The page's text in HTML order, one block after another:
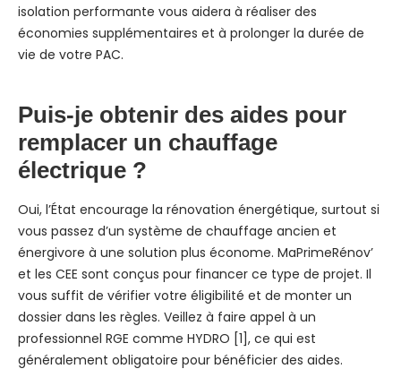
isolation performante vous aidera à réaliser des
économies supplémentaires et à prolonger la durée de
vie de votre PAC.
Puis-je obtenir des aides pour
remplacer un chauffage
électrique ?
Oui, l’État encourage la rénovation énergétique, surtout si
vous passez d’un système de chauffage ancien et
énergivore à une solution plus économe. MaPrimeRénov’
et les CEE sont conçus pour financer ce type de projet. Il
vous suffit de vérifier votre éligibilité et de monter un
dossier dans les règles. Veillez à faire appel à un
professionnel RGE comme HYDRO [1], ce qui est
généralement obligatoire pour bénéficier des aides.